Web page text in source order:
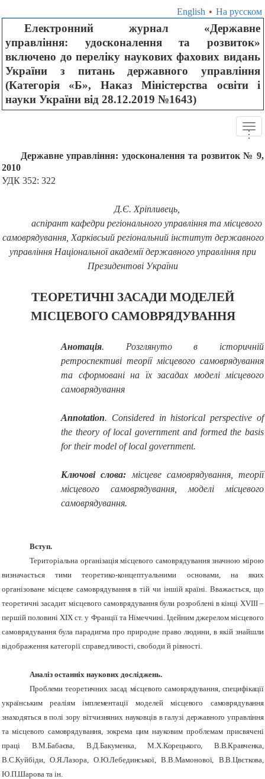
English • На русском
Електронний журнал «Державне
управління: удосконалення та розвиток»
включено до переліку наукових фахових видань
України з питань державного управління
(Категорія «Б», Наказ Міністерства освіти і
науки України від 28.12.2019 №1643)
...
Державне управління: удосконалення та розвиток № 9,
2010
УДК 352: 322
Д.Є. Хріпливець,
аспірант кафедри регіонального управління та місцевого
самоврядування, Харківсьий регіональний інститут державного
управління Національної академії державного управління при
Президентові України
ТЕОРЕТИЧНІ ЗАСАДИ МОДЕЛЕЙ
МІСЦЕВОГО САМОВРЯДУВАННЯ
Анотація. Розглянуто в історичній
ретроспективі теорії місцевого самоврядування
та сформовані на їх засадах моделі місцевого
самоврядування
Annotation. Considered in historical perspective of
the theory of local government and formed the basis
for their model of local government.
Ключові слова: місцеве самоврядування, теорії
місцевого самоврядування, моделі місцевого
самоврядування.
Вступ.
Територіальна організація місцевого самоврядування значною мірою
визначається тими теоретико-концептуальними основами, на яких
організоване місцеве самоврядування в тій чи іншій країні. Вважається, що
теоретичні засадит місцевого самоврядування були розроблені в кінці ХVІІІ –
першій половині ХІХ ст. у Франції та Німеччині. Ідейним джерелом місцевого
самоврядування була парадигма про природне право людини, в якій знайшли
відображення категорії справедливості, свободи й рівності.
Аналіз останніх наукових досліджень.
Проблеми теоретичних засад місцевого самоврядування, специфікації
українським реаліям імплементації моделей місцевого самоврядування
знаходяться в полі зору вітчизняних науковців в галузі державного управління
та місцевого самоврядування, зокрема цим науковим проблемам присвячені
праці В.М.Бабаєва, В.Д.Баку­менка, М.Х.Корецького, В.В.Кравченка,
В.С.Куйбіди, О.Я.Лазора, О.Ю.Лебединської, В.В.Мамонової, В.В.Цвєткова,
Ю.П.Шарова та ін.